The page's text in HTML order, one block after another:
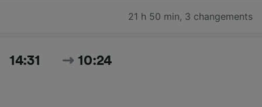
21 h 50 min, 3 changements
14:31 10:24